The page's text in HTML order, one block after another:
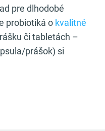
pre dlhodobé
probiotiká o kvalitné
či tabletách –
prášok) si